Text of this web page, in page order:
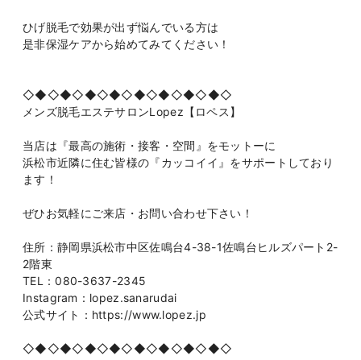
ひげ脱毛で効果が出ず悩んでいる方は
是非保湿ケアから始めてみてください！
◇◆◇◆◇◆◇◆◇◆◇◆◇◆◇◆◇
メンズ脱毛エステサロンLopez【ロペス】
当店は『最高の施術・接客・空間』をモットーに
浜松市近隣に住む皆様の『カッコイイ』をサポートしており
ます！
ぜひお気軽にご来店・お問い合わせ下さい！
住所：静岡県浜松市中区佐鳴台4-38-1佐鳴台ヒルズパート2-
2階東
TEL：080-3637-2345
Instagram：lopez.sanarudai
公式サイト：https://www.lopez.jp
◇◆◇◆◇◆◇◆◇◆◇◆◇◆◇◆◇